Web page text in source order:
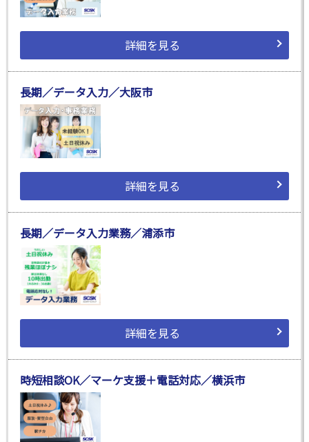
詳細を見る
長期／データ入力／大阪市
詳細を見る
長期／データ入力業務／浦添市
詳細を見る
時短相談OK／マーケ支援＋電話対応／横浜市